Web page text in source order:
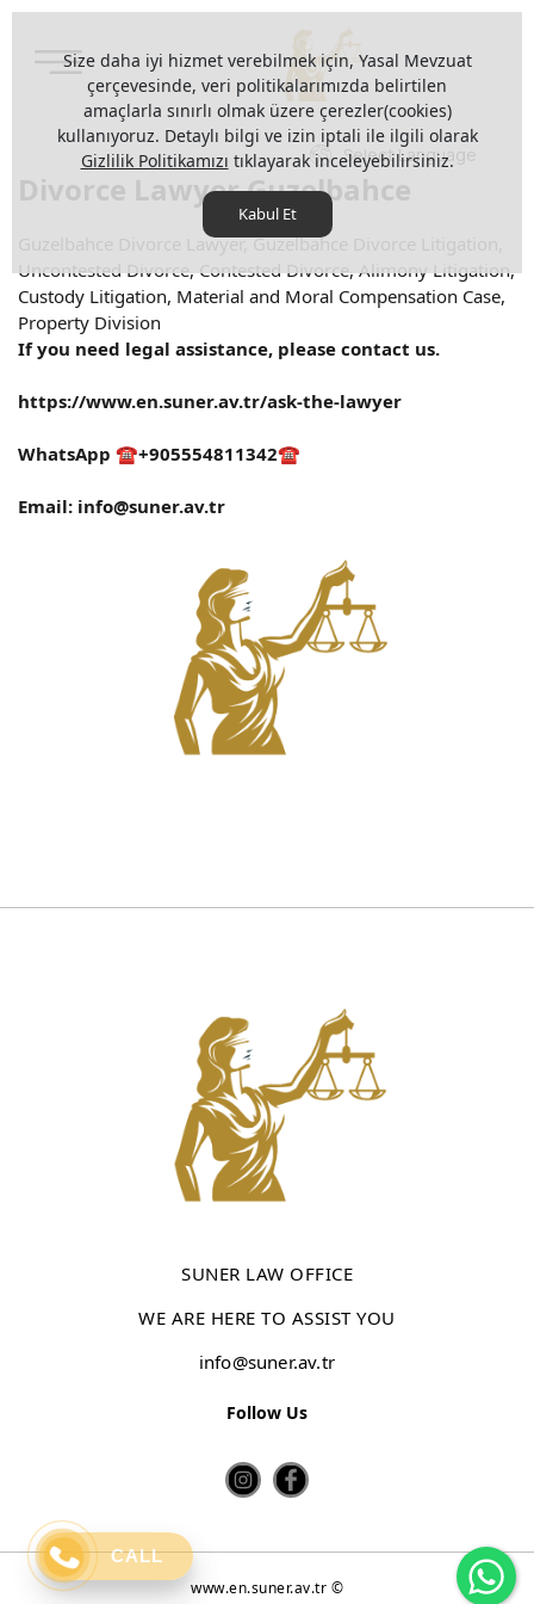
Divorce Lawyer Guzelbahce
Guzelbahce Divorce Lawyer, Guzelbahce Divorce Litigation,
Uncontested Divorce, Contested Divorce, Alimony Litigation,
Custody Litigation, Material and Moral Compensation Case,
Property Division
If you need legal assistance, please contact us.
https://www.en.suner.av.tr/ask-the-lawyer
WhatsApp ☎️+905554811342☎️
Email: info@suner.av.tr
Select Language
CALL
Size daha iyi hizmet verebilmek için, Yasal Mevzuat
çerçevesinde, veri politikalarımızda belirtilen
amaçlarla sınırlı olmak üzere çerezler(cookies)
kullanıyoruz. Detaylı bilgi ve izin iptali ile ilgili olarak
Gizlilik Politikamızı tıklayarak inceleyebilirsiniz.
Kabul Et
SUNER LAW OFFICE
WE ARE HERE TO ASSIST YOU
info@suner.av.tr
Follow Us
www.en.suner.av.tr ©